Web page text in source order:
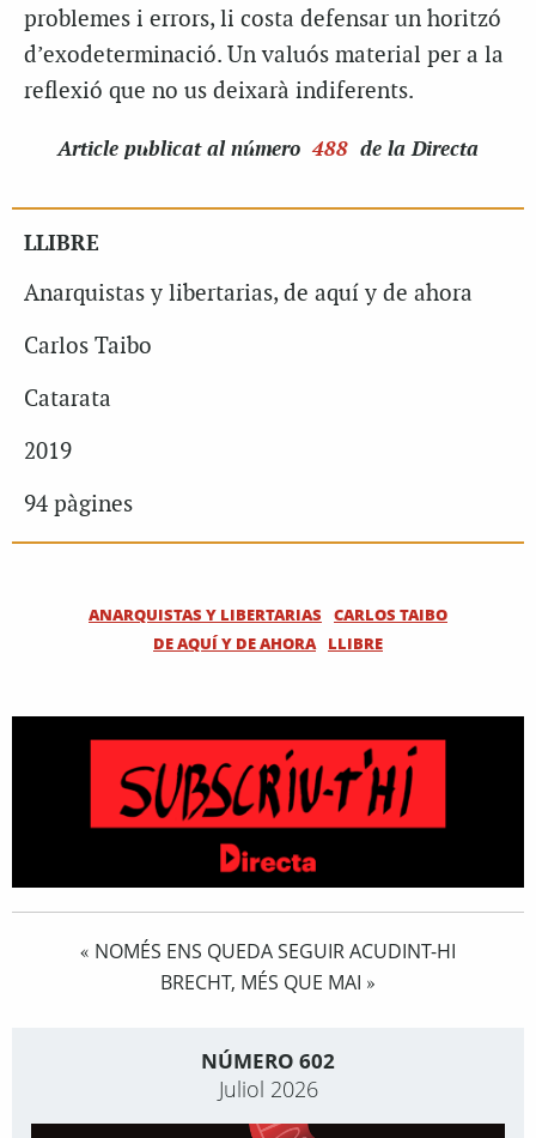
problemes i errors, li costa defensar un horitzó
d’exodeterminació. Un valuós material per a la
reflexió que no us deixarà indiferents.
Article publicat al número 488 de la Directa
LLIBRE
Anarquistas y libertarias, de aquí y de ahora
Carlos Taibo
Catarata
2019
94 pàgines
ANARQUISTAS Y LIBERTARIAS
CARLOS TAIBO
DE AQUÍ Y DE AHORA
LLIBRE
« NOMÉS ENS QUEDA SEGUIR ACUDINT-HI
BRECHT, MÉS QUE MAI »
NÚMERO 602
Juliol 2026